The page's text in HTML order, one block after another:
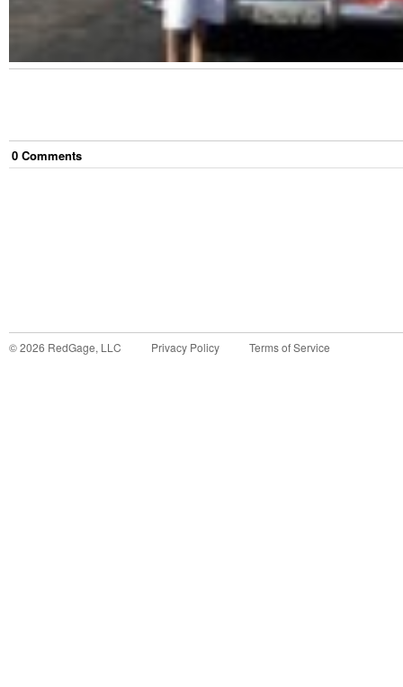
0 Comments
©2026 RedGage, LLC Privacy Policy Terms of Service